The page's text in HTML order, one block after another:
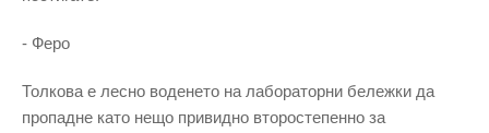
- Феро
Толкова е лесно воденето на лабораторни бележки да
пропадне като нещо привидно второстепенно за